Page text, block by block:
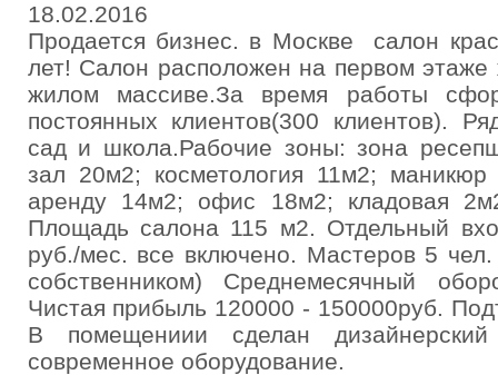
18.02.2016
Продается бизнес. в Москве салон
лет! Салон расположен на первом этаже
жилом массиве.За время работы
постоянных клиентов(300 клиентов).
сад и школа.Рабочие зоны: зона
зал 20м2; косметология 11м2;
аренду 14м2; офис 18м2; кладовая
Площадь салона 115 м2. Отдельный
руб./мес. все включено. Мастеров 5
собственником) Среднемесячный
Чистая прибыль 120000 - 150000руб.
В помещениии сделан
современное оборудование.